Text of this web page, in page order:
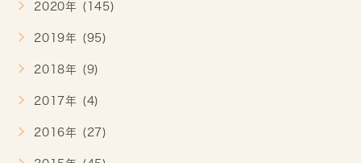
2020年 (145)
2019年 (95)
2018年 (9)
2017年 (4)
2016年 (27)